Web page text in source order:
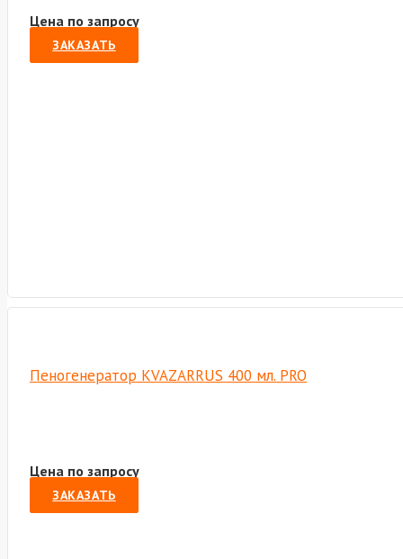
Цена по запросу
ЗАКАЗАТЬ
Пеногенератор KVAZARRUS 400 мл. PRO
Цена по запросу
ЗАКАЗАТЬ